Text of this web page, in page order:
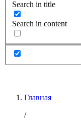
Search in title
Search in content
Главная
/